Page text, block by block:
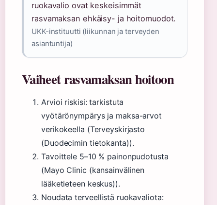
ruokavalio ovat keskeisimmät
rasvamaksan ehkäisy- ja hoitomuodot.
UKK-instituutti (liikunnan ja terveyden
asiantuntija)
Vaiheet rasvamaksan hoitoon
Arvioi riskisi: tarkistuta
vyötärönympärys ja maksa-arvot
verikokeella (Terveyskirjasto
(Duodecimin tietokanta)).
Tavoittele 5–10 % painonpudotusta
(Mayo Clinic (kansainvälinen
lääketieteen keskus)).
Noudata terveellistä ruokavaliota: